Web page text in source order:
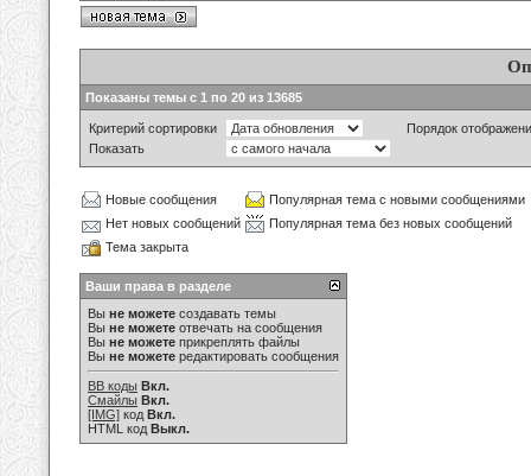
Показаны темы с 1 по 20 из 13685
Критерий сортировки
Порядок
Показать
Новые сообщения
Популярная тема с новыми сообщениями
Нет новых сообщений
Популярная тема без новых сообщений
Тема закрыта
Ваши права в разделе
Вы не можете создавать темы
Вы не можете отвечать на сообщения
Вы не можете прикреплять файлы
Вы не можете редактировать сообщения
BB коды Вкл.
Смайлы Вкл.
[IMG] код Вкл.
HTML код Выкл.